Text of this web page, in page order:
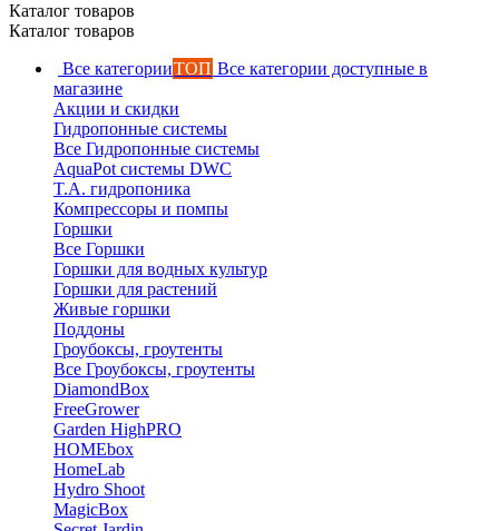
Каталог товаров
Каталог товаров
Все категорииТОП Все категории доступные в
магазине
Акции и скидки
Гидропонные системы
Все Гидропонные системы
AquaPot системы DWC
T.A. гидропоника
Компрессоры и помпы
Горшки
Все Горшки
Горшки для водных культур
Горшки для растений
Живые горшки
Поддоны
Гроубоксы, гроутенты
Все Гроубоксы, гроутенты
DiamondBox
FreeGrower
Garden HighPRO
HOMEbox
HomeLab
Hydro Shoot
MagicBox